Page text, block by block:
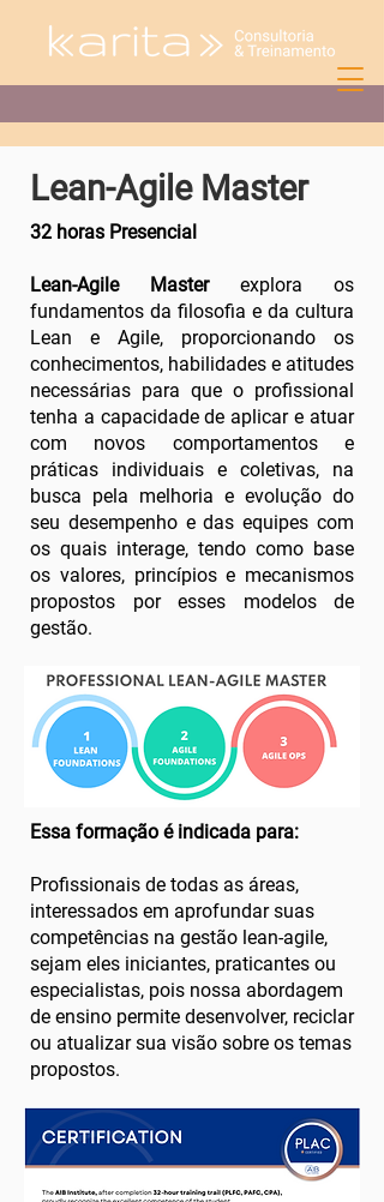
Lean-Agile Master
32 horas Presencial
Lean-Agile Masterexplora os
fundamentos da filosofia e da cultura
Lean e Agile, proporcionando os
conhecimentos, habilidades e atitudes
necessárias para que o profissional
tenha a capacidade de aplicar e atuar
com novos comportamentos e
práticas individuais e coletivas, na
busca pela melhoria e evolução do
seu desempenho e das equipes com
os quais interage, tendo como base
os valores, princípios e mecanismos
propostos por esses modelos de
gestão.​​
Essa formação é indicada para:
Profissionais de todas as áreas,
interessados em aprofundar suas
competências na gestão lean-agile,
sejam eles iniciantes, praticantes ou
especialistas, pois nossa abordagem
de ensino permite desenvolver, reciclar
ou atualizar sua visão sobre os temas
propostos.